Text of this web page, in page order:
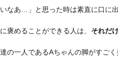
なあ…」と思った時は素直に口に出
褒めることができる人は、 それだ
の一人であるAちゃんの脚がすごく